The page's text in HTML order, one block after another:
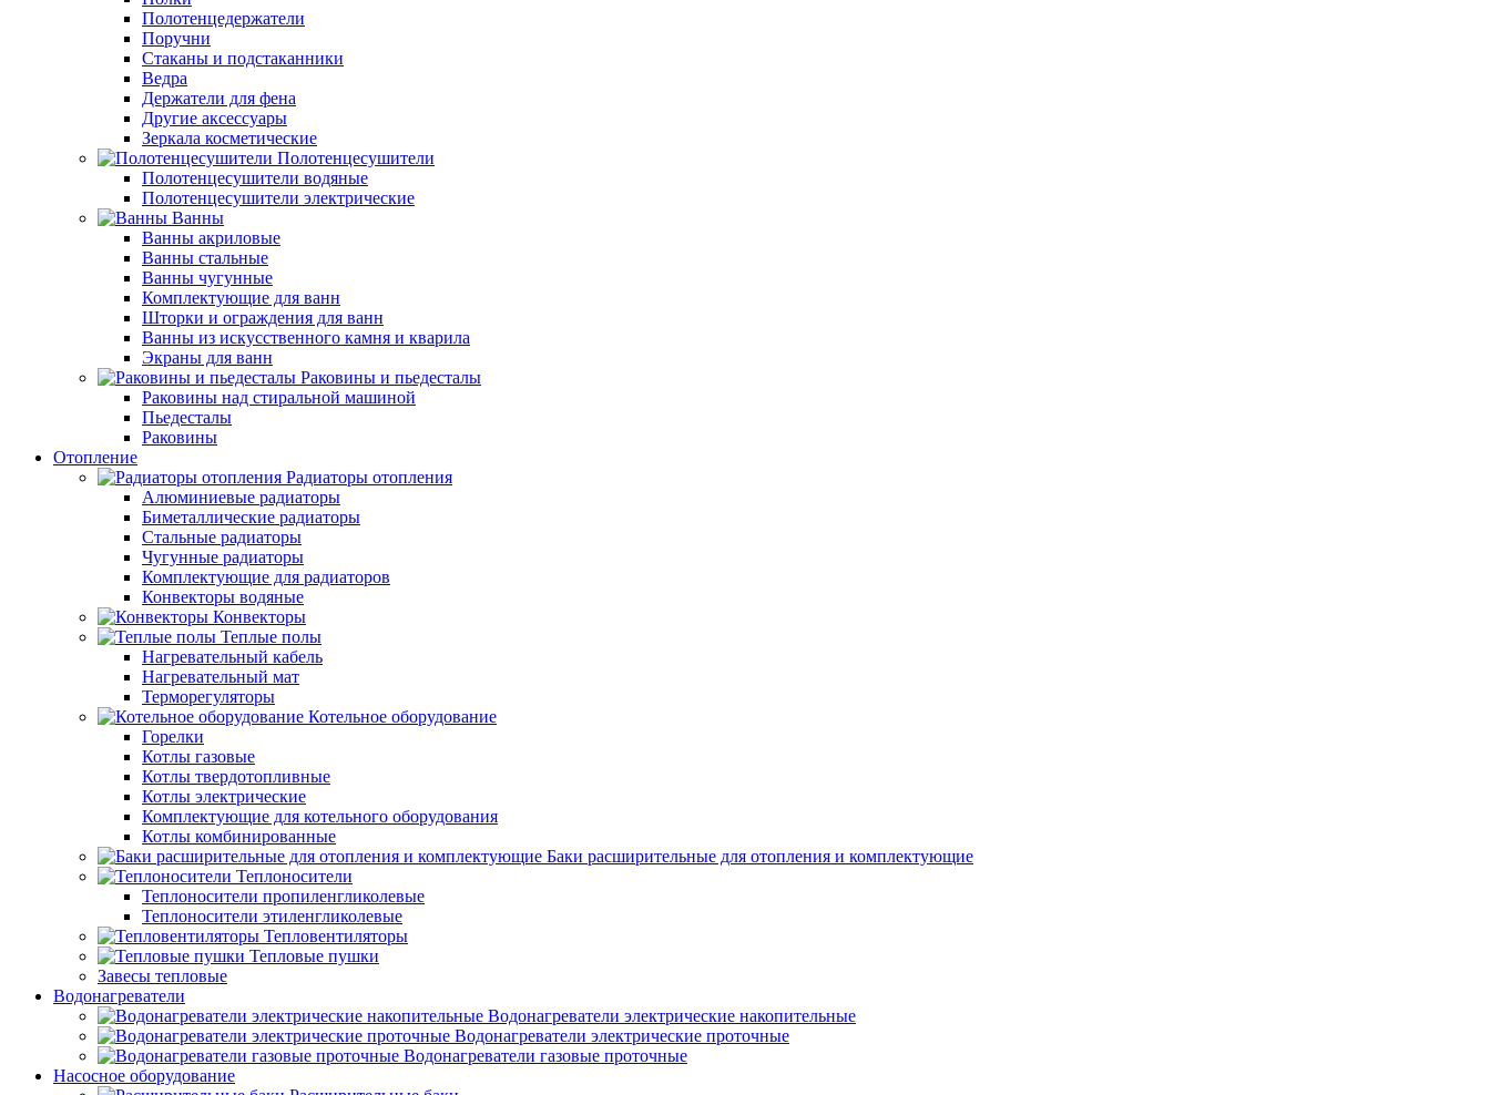
Полотенцедержатели
Поручни
Стаканы и подстаканники
Ведра
Держатели для фена
Другие аксессуары
Зеркала косметические
Полотенцесушители
Полотенцесушители водяные
Полотенцесушители электрические
Ванны
Ванны акриловые
Ванны стальные
Ванны чугунные
Комплектующие для ванн
Шторки и ограждения для ванн
Ванны из искусственного камня и кварила
Экраны для ванн
Раковины и пьедесталы
Раковины над стиральной машиной
Пьедесталы
Раковины
Отопление
Радиаторы отопления
Алюминиевые радиаторы
Биметаллические радиаторы
Стальные радиаторы
Чугунные радиаторы
Комплектующие для радиаторов
Конвекторы водяные
Конвекторы
Теплые полы
Нагревательный кабель
Нагревательный мат
Терморегуляторы
Котельное оборудование
Горелки
Котлы газовые
Котлы твердотопливные
Котлы электрические
Комплектующие для котельного оборудования
Котлы комбинированные
Баки расширительные для отопления и комплектующие
Теплоносители
Теплоносители пропиленгликолевые
Теплоносители этиленгликолевые
Тепловентиляторы
Тепловые пушки
Завесы тепловые
Водонагреватели
Водонагреватели электрические накопительные
Водонагреватели электрические проточные
Водонагреватели газовые проточные
Насосное оборудование